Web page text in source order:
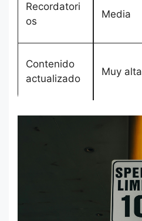
Recordatori
os
Media
Contenido
actualizado
Muy alta